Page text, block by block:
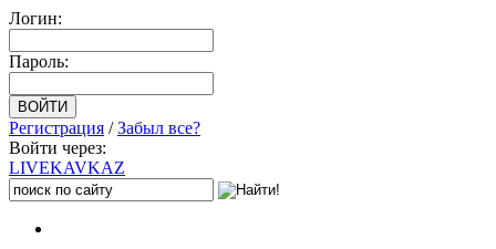
Логин:
Пароль:
Регистрация /Забыл все?
Войти через:
LIVEKAVKAZ